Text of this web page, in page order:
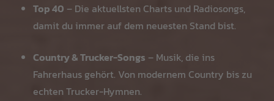
Top 40 – Die aktuellsten Charts und Radiosongs,
damit du immer auf dem neuesten Stand bist.
Country & Trucker-Songs – Musik, die ins
Fahrerhaus gehört. Von modernem Country bis zu
echten Trucker-Hymnen.